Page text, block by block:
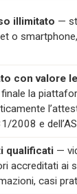
illimitato —
o
con valore
la
2008 e
qualificati —
accreditati ai
casi